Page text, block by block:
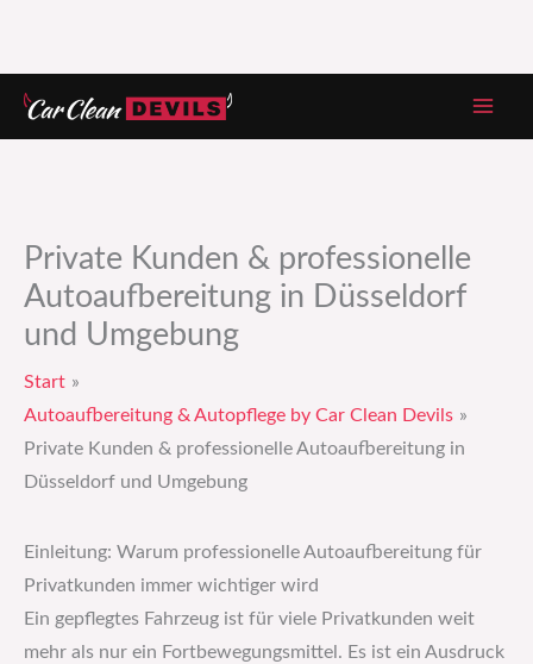
Zum
Inhalt
Private Kunden & professionelle
Autoaufbereitung in Düsseldorf
und Umgebung
Start
Autoaufbereitung & Autopflege by Car Clean Devils
Private Kunden & professionelle Autoaufbereitung in
Düsseldorf und Umgebung
Einleitung: Warum professionelle Autoaufbereitung für
Privatkunden immer wichtiger wird
Ein gepflegtes Fahrzeug ist für viele Privatkunden weit
mehr als nur ein Fortbewegungsmittel. Es ist ein Ausdruck